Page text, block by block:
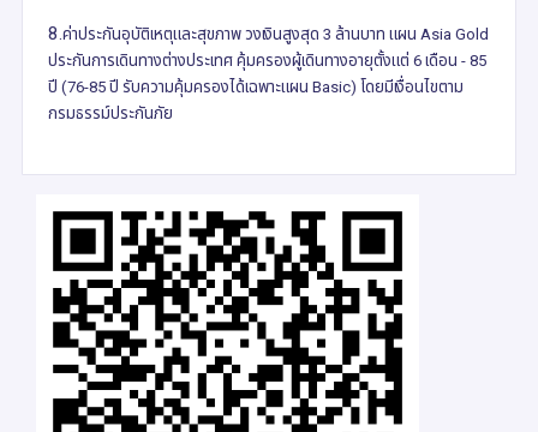
8. ค่าประกันอุบัติเหตุและสุขภาพ วงเงินสูงสุด 3 ล้านบาท แผน Asia Gold
ประกันการเดินทางต่างประเทศ คุ้มครองผู้เดินทางอายุตั้งแต่ 6 เดือน - 85
ปี (76-85 ปี รับความคุ้มครองได้เฉพาะแผน Basic) โดยมีเงื่อนไขตาม
กรมธรรม์ประกันภัย